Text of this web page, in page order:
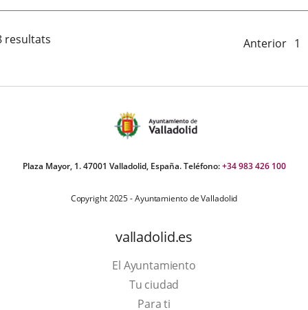
resultats Anterior 1
Plaza Mayor, 1. 47001 Valladolid, España. Teléfono:+34 983 426 100
Copyright 2025 - Ayuntamiento de Valladolid
valladolid.es
El Ayuntamiento
Tu ciudad
Para ti